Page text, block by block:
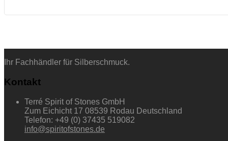
Ihr Fachhändler für Silberschmuck.
Kontakt
Terré Spirit of Stones GmbH
Zum Eichicht 17 08539 Rodau Deutschland
Telefon: +49 (0) 37435 519082
info@spiritofstones.de